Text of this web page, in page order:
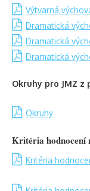
Výtvarná
Dramatická
Dramatická
Dramatická
Okruhy pro JMZ z
Okruhy
Kritéria hodnocení
Kritéria